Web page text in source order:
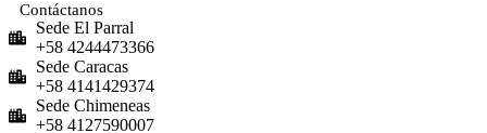
Contáctanos
Sede El Parral
+58 4244473366
Sede Caracas
+58 4141429374
Sede Chimeneas
+58 4127590007